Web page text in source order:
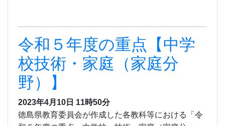
令和５年度の重点【中学
校技術・家庭（家庭分
野）】
2023年4月10日 11時50分
徳島県教育委員会が作成した各教科等における「令